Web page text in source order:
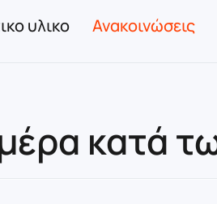
υλικο Ανακοινώσεις
κατά